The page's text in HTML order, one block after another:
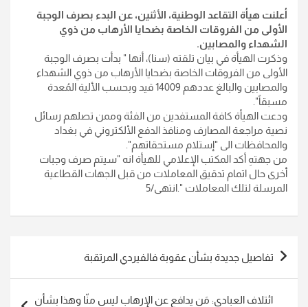
أعلنت هيأة التقاعد الوطنية، الأثنين، عن البدء بصرف الوجبة
الأولى من الفروقات الخاصة بضحايا الأرهاب من ذوي
الشهداء والمصابين.
وذكرت الهيأة في بيان تلقته (سنا)، أنها " بدأت بصرف الوجبة
الأولى من الفروقات الخاصة بضحايا الأرهاب من ذوي الشهداء
والمصابين والبالغ عددهم 14009 قيد وبحسب الألية المُعدة
مسبقاً".
ودعت الهيأة كافة المستفدين من الفئة وممن تصلهم رسائل
نصية مراجعة المصارف ومنافذ الدفع الألكتروني في بغداد
والمحافظات الى "إستلام مستحقاتهم".
من جهتهِ أكد المكتب الإعلامي للهيأة انه "سيتم صرف وجبات
أخرى حال اتمام تدقيق المعاملات من قبل الجهات القطاعية
المرسلة لتلك المعاملات ".انتهى/5
تصفّح
المقالات
تفاصيل جديدة بشأن عقوبة فالفيردي المرتقبة
ائتلاف العبادي: مَن يدافع عن الإرهاب ليس منّا وهذا بشأن